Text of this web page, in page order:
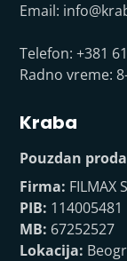
Email:
Telefon: +381
Radno vreme:
Kraba
Pouzdan
Firma: FILMAX
PIB: 114005481
MB: 67252527
Lokacija: